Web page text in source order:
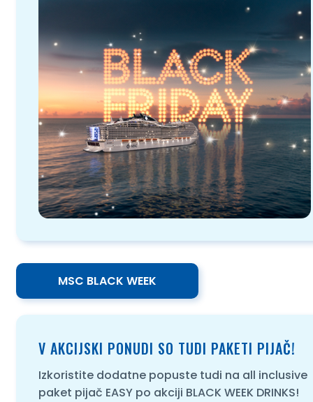
MSC BLACK WEEK
V AKCIJSKI PONUDI SO TUDI PAKETI PIJAČ!
Izkoristite dodatne popuste tudi na all inclusive
paket pijač EASY po akciji BLACK WEEK DRINKS!